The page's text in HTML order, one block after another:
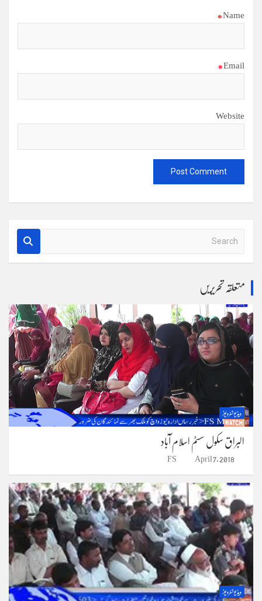
Name
*
Email
*
Website
a
h
متعلقہ تحریریں
ویڈیو انٹرویوز
البراق سکول سسٹم اسلام آباد
April 7, 2018
FS
ویڈیو انٹرویوز